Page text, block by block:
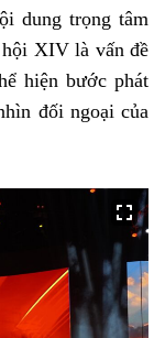
dung trọng tâm
XIV là vấn đề
hiện bước phát
đối ngoại của